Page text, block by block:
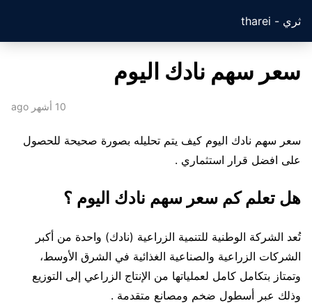
ثري - tharei
سعر سهم نادك اليوم
10 أشهر ago
سعر سهم نادك اليوم كيف يتم تحليله بصورة صحيحة للحصول
على افضل قرار استثماري .
هل تعلم كم سعر سهم نادك اليوم ؟
تُعد الشركة الوطنية للتنمية الزراعية (نادك) واحدة من أكبر
الشركات الزراعية والصناعية الغذائية في الشرق الأوسط،
وتمتاز بتكامل كامل لعملياتها من الإنتاج الزراعي إلى التوزيع
وذلك عبر أسطول ضخم ومصانع متقدمة .